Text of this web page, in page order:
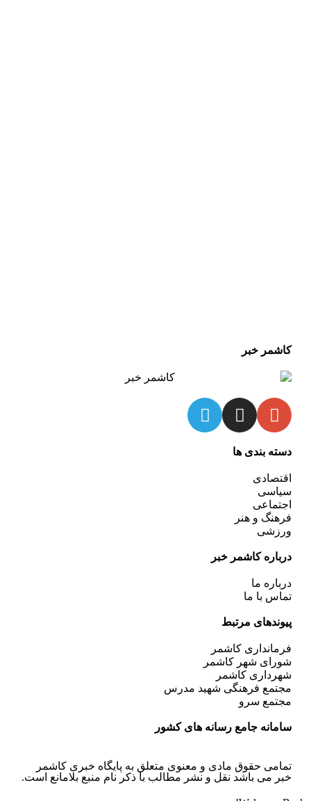
کاشمر خبر
دسته بندی ها
اقتصادی
سیاسی
اجتماعی
فرهنگ و هنر
ورزشی
درباره کاشمر خبر
درباره ما
تماس با ما
پیوندهای مرتبط
فرمانداری کاشمر
شورای شهر کاشمر
شهرداری کاشمر
مجتمع فرهنگی شهید مدرس
مجتمع سرو
سامانه جامع رسانه های کشور
تمامی حقوق مادی و معنوی متعلق به پایگاه خبری کاشمر
خبر می باشد نقل و نشر مطالب با ذکر نام منبع بلامانع است.